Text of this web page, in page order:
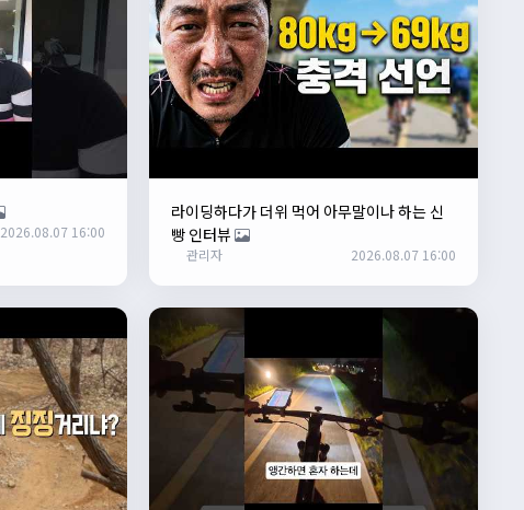
2026.08.07 16:00
라이딩하다가 더위 먹어 아무말이나 하는 신
빵 인터뷰
관리자 2026.08.07 16:00